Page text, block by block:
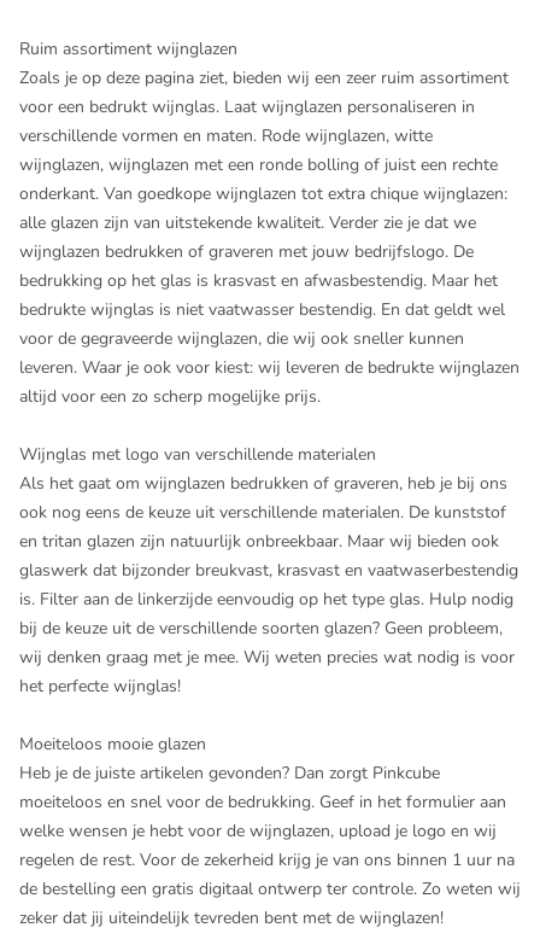
Ruim assortiment wijnglazen
Zoals je op deze pagina ziet, bieden wij een zeer ruim assortiment
voor een bedrukt wijnglas. Laat wijnglazen personaliseren in
verschillende vormen en maten. Rode wijnglazen, witte
wijnglazen, wijnglazen met een ronde bolling of juist een rechte
onderkant. Van goedkope wijnglazen tot extra chique wijnglazen:
alle glazen zijn van uitstekende kwaliteit. Verder zie je dat we
wijnglazen bedrukken of graveren met jouw bedrijfslogo. De
bedrukking op het glas is krasvast en afwasbestendig. Maar het
bedrukte wijnglas is niet vaatwasser bestendig. En dat geldt wel
voor de gegraveerde wijnglazen, die wij ook sneller kunnen
leveren. Waar je ook voor kiest: wij leveren de bedrukte wijnglazen
altijd voor een zo scherp mogelijke prijs.
Wijnglas met logo van verschillende materialen
Als het gaat om wijnglazen bedrukken of graveren, heb je bij ons
ook nog eens de keuze uit verschillende materialen. De kunststof
en tritan glazen zijn natuurlijk onbreekbaar. Maar wij bieden ook
glaswerk dat bijzonder breukvast, krasvast en vaatwaserbestendig
is. Filter aan de linkerzijde eenvoudig op het type glas. Hulp nodig
bij de keuze uit de verschillende soorten glazen? Geen probleem,
wij denken graag met je mee. Wij weten precies wat nodig is voor
het perfecte wijnglas!
Moeiteloos mooie glazen
Heb je de juiste artikelen gevonden? Dan zorgt Pinkcube
moeiteloos en snel voor de bedrukking. Geef in het formulier aan
welke wensen je hebt voor de wijnglazen, upload je logo en wij
regelen de rest. Voor de zekerheid krijg je van ons binnen 1 uur na
de bestelling een gratis digitaal ontwerp ter controle. Zo weten wij
zeker dat jij uiteindelijk tevreden bent met de wijnglazen!